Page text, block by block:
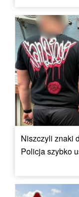
Niszczyli znaki
Policja szybko